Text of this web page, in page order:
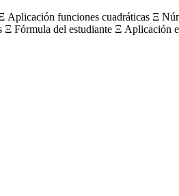
funciones cuadráticas Ξ
Ξ Fórmula del estudiante Ξ